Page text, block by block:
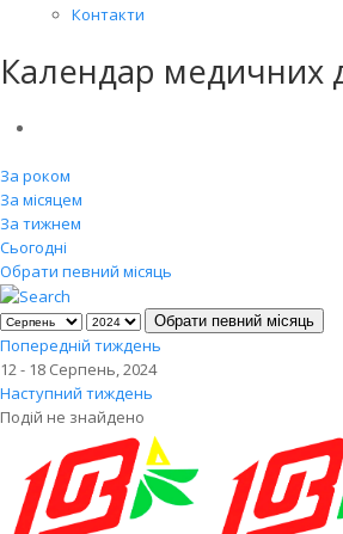
Контакти
Календар медичних
За роком
За місяцем
За тижнем
Сьогодні
Обрати певний місяць
Обрати певний місяць
Попередній тиждень
12 - 18 Серпень, 2024
Наступний тиждень
Подій не знайдено